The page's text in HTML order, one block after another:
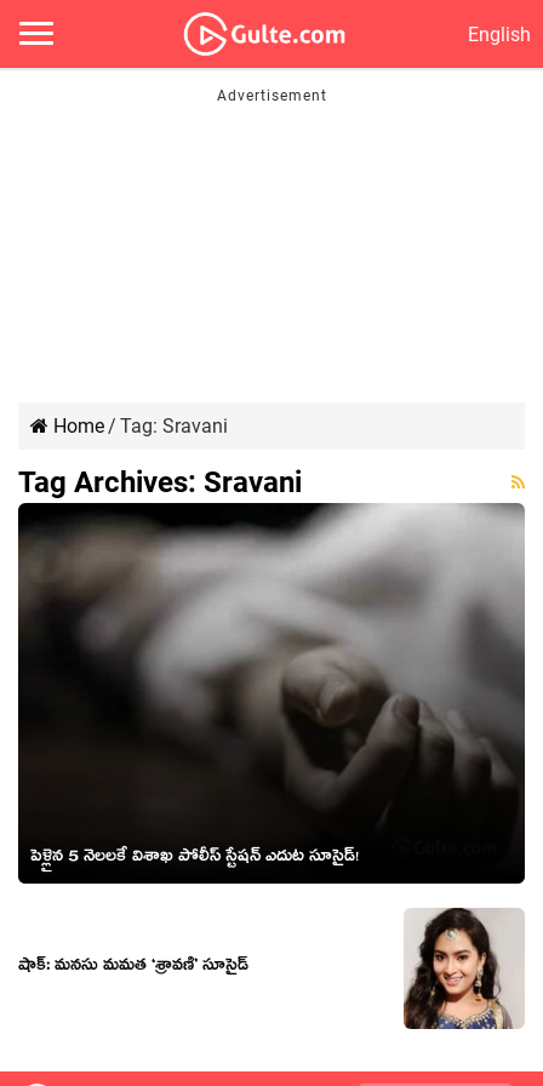
English
Home/ Tag: Sravani
Tag Archives: Sravani
పెళ్లైన 5 నెలలకే విశాఖ పోలీస్ స్టేషన్ ఎదుట సూసైడ్!
షాక్: మనసు మమత ‘శ్రావణి’ సూసైడ్